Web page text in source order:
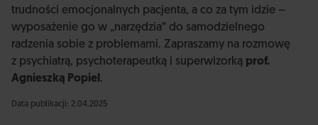
trudności emocjonalnych pacjenta, a co za tym idzie –
wyposażenie go w „narzędzia” do samodzielnego
radzenia sobie z problemami. Zapraszamy na rozmowę
z psychiatrą, psychoterapeutką i superwizorką prof.
Agnieszką Popiel .
Data publikacji: 2.04.2025